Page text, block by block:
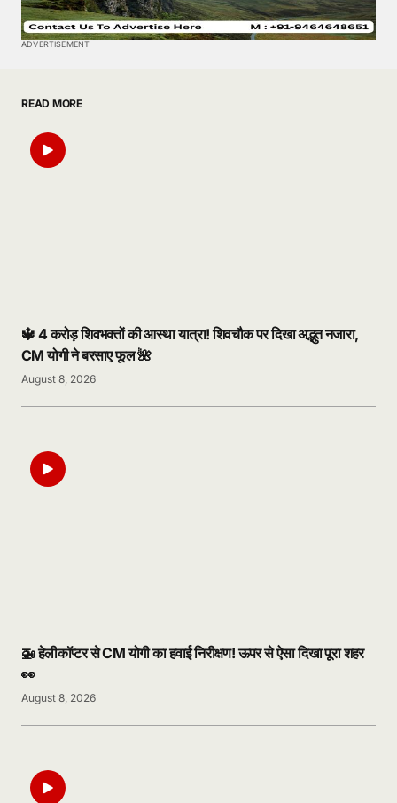
ADVERTISEMENT
READ MORE
🔱 4 करोड़ शिवभक्तों की आस्था यात्रा! शिवचौक पर दिखा अद्भुत नजारा,
CM योगी ने बरसाए फूल 🌺
August 8, 2026
🚁 हेलीकॉप्टर से CM योगी का हवाई निरीक्षण! ऊपर से ऐसा दिखा पूरा शहर
👀
August 8, 2026